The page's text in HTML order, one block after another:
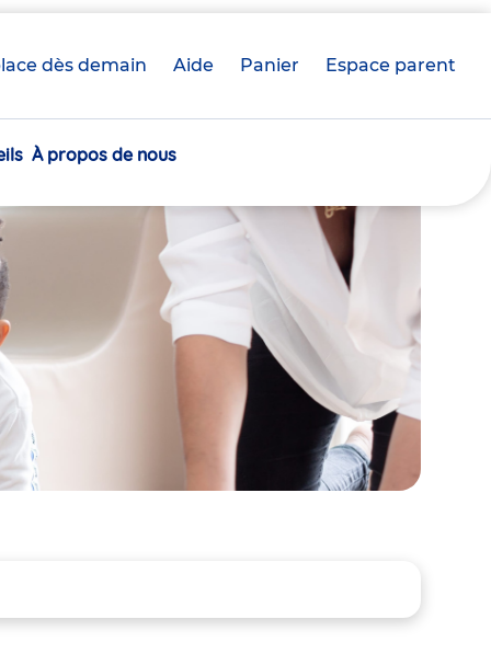
dès demain Aide Panier crèche(s)
Espace parent
À propos de nous